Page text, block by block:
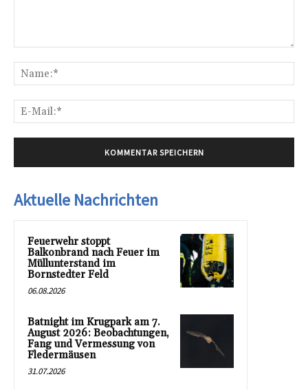
Aktuelle Nachrichten
Feuerwehr stoppt
Balkonbrand nach Feuer im
Müllunterstand im
Bornstedter Feld
06.08.2026
Batnight im Krugpark am 7.
August 2026: Beobachtungen,
Fang und Vermessung von
Fledermäusen
31.07.2026